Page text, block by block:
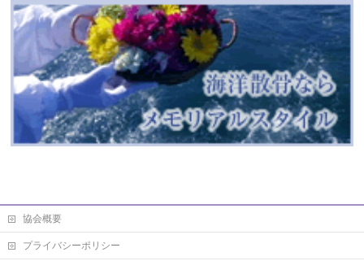
協会概要
プライバシーポリシー